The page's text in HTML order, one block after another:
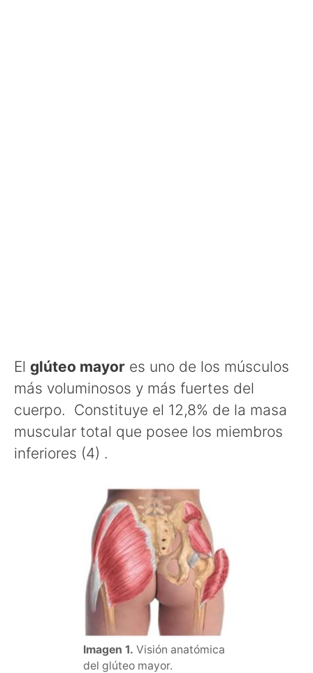
El glúteo mayor es uno de los músculos
más voluminosos y más fuertes del
cuerpo. Constituye el 12,8% de la masa
muscular total que posee los miembros
inferiores (4) .
Imagen 1. Visión anatómica
del glúteo mayor.